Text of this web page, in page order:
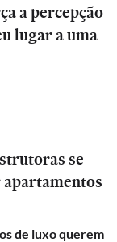
a percepção
lugar a uma
se
de luxo querem